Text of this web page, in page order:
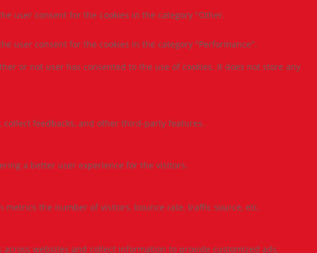
user consent for the cookies in the category "Other.
user consent for the cookies in the category "Performance".
or not user has consented to the use of cookies. It does not store any
feedbacks, and other third-party features.
a better user experience for the visitors.
the number of visitors, bounce rate, traffic source, etc.
websites and collect information to provide customized ads.